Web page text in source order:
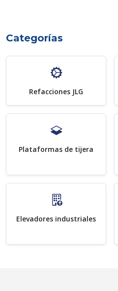
Categorías
Refacciones JLG
Plataformas de tijera
Elevadores industriales